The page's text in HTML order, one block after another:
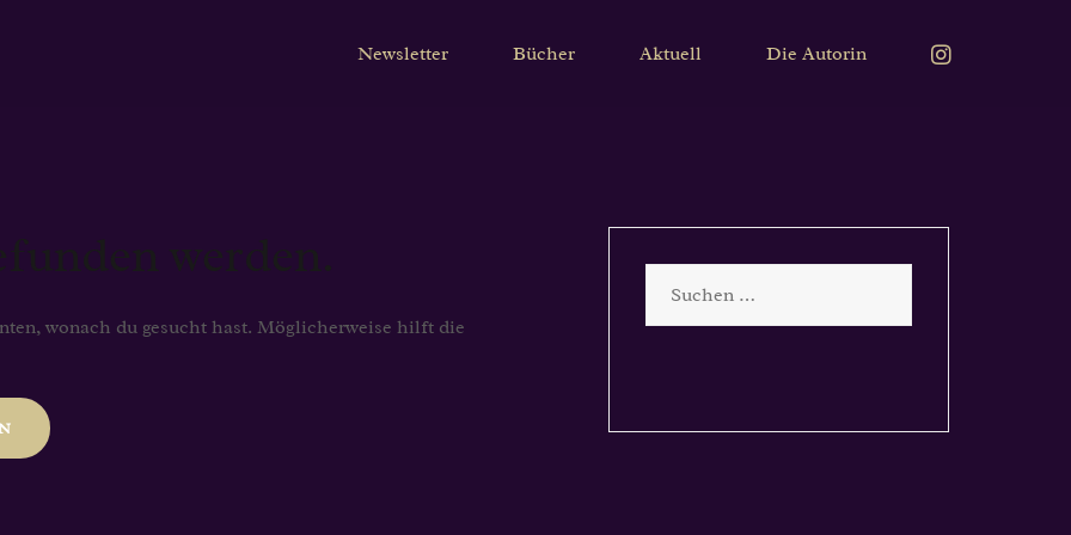
Newsletter Bücher Aktuell Die Autorin Instagram
wonach du gesucht hast. Möglicherweise hilft die
nach: